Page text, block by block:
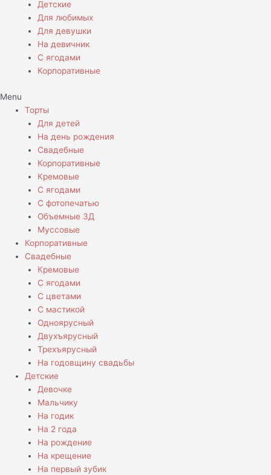
Детские
Для любимых
Для девушки
На девичник
С ягодами
Корпоративные
Menu
Торты
Для детей
На день рождения
Свадебные
Корпоративные
Кремовые
С ягодами
С фотопечатью
Объемные 3Д
Муссовые
Корпоративные
Свадебные
Кремовые
С ягодами
С цветами
С мастикой
Одноярусный
Двухъярусный
Трехъярусный
На годовщину свадьбы
Детские
Девочке
Мальчику
На годик
На 2 года
На рождение
На крещение
На первый зубик